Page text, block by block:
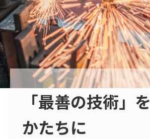
「最善の技術」を
かたちに